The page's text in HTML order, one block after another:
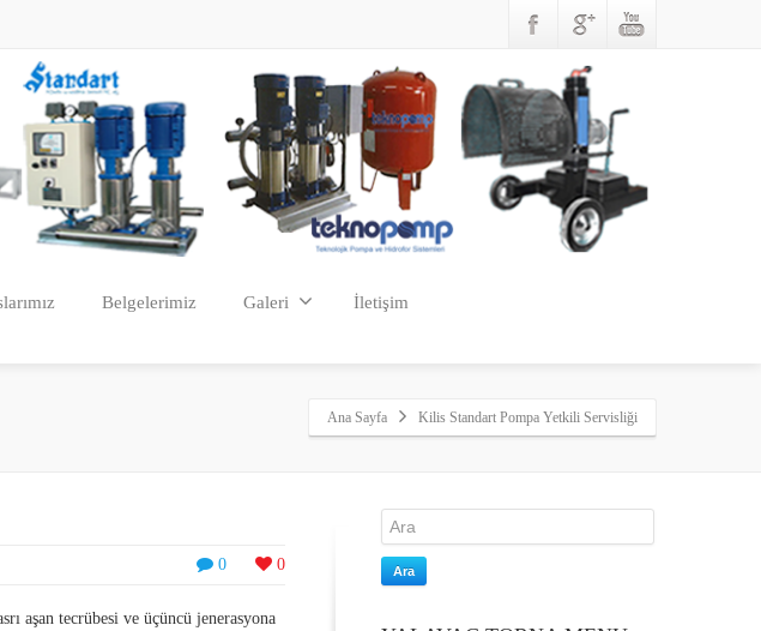
Belgelerimiz Galeri İletişim
Ana Sayfa Kilis Standart Pompa Yetkili Servisliği
0 0
aşan tecrübesi ve üçüncü jenerasyona
Ara